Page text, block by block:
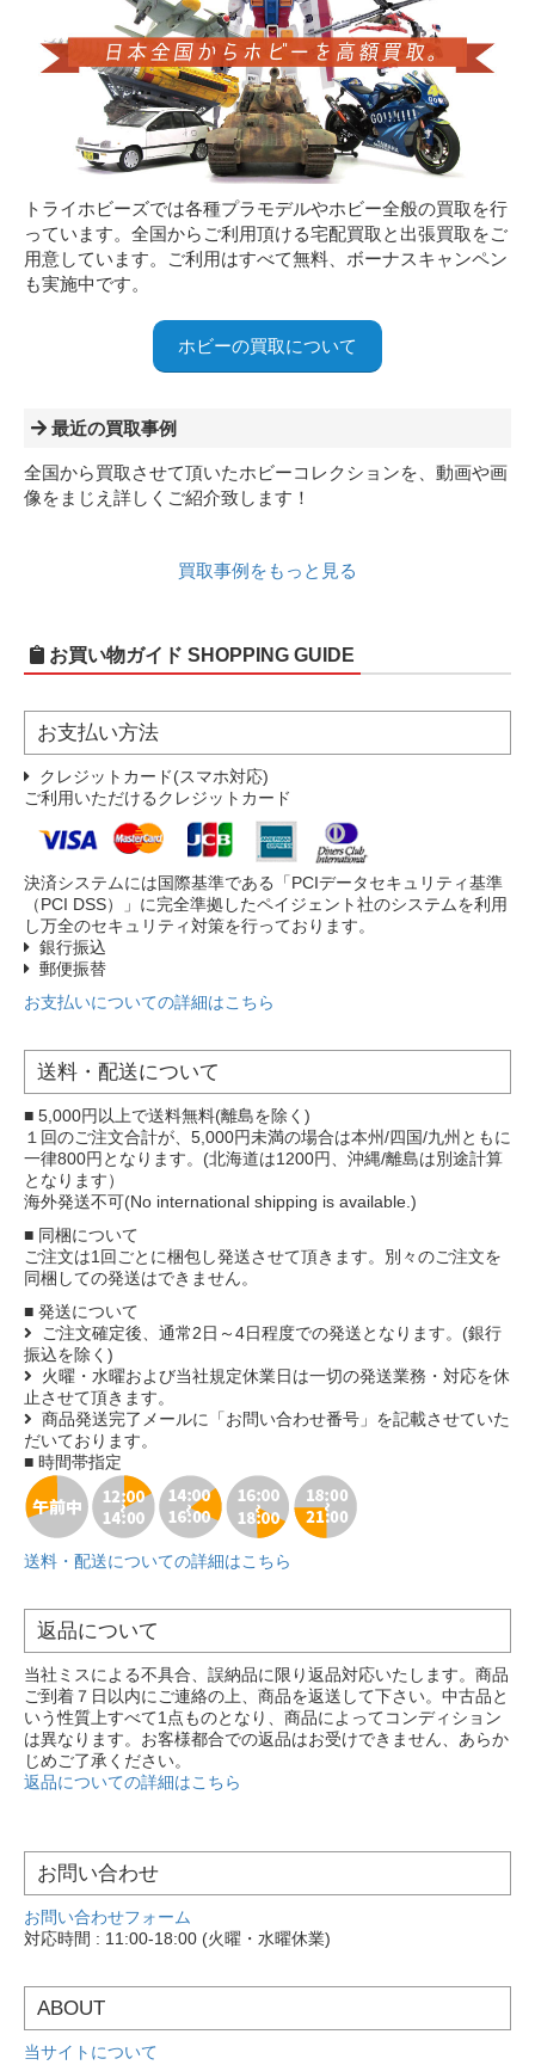
トライホビーズでは各種プラモデルやホビー全般の買取を行
っています。全国からご利用頂ける宅配買取と出張買取をご
用意しています。ご利用はすべて無料、ボーナスキャンペン
も実施中です。
ホビーの買取について
最近の買取事例
全国から買取させて頂いたホビーコレクションを、動画や画
像をまじえ詳しくご紹介致します！
買取事例をもっと見る
お買い物ガイド SHOPPING GUIDE
お支払い方法
クレジットカード(スマホ対応)
ご利用いただけるクレジットカード
決済システムには国際基準である「PCIデータセキュリティ基準
（PCI DSS）」に完全準拠したペイジェント社のシステムを利用
し万全のセキュリティ対策を行っております。
銀行振込
郵便振替
お支払いについての詳細はこちら
送料・配送について
■ 5,000円以上で送料無料(離島を除く)
１回のご注文合計が、5,000円未満の場合は本州/四国/九州ともに
一律800円となります。(北海道は1200円、沖縄/離島は別途計算
となります）
海外発送不可(No international shipping is available.)
■ 同梱について
ご注文は1回ごとに梱包し発送させて頂きます。別々のご注文を
同梱しての発送はできません。
■ 発送について
ご注文確定後、通常2日～4日程度での発送となります。(銀行
振込を除く)
火曜・水曜および当社規定休業日は一切の発送業務・対応を休
止させて頂きます。
商品発送完了メールに「お問い合わせ番号」を記載させていた
だいております。
■ 時間帯指定
送料・配送についての詳細はこちら
返品について
当社ミスによる不具合、誤納品に限り返品対応いたします。商品
ご到着７日以内にご連絡の上、商品を返送して下さい。中古品と
いう性質上すべて1点ものとなり、商品によってコンディション
は異なります。お客様都合での返品はお受けできません、あらか
じめご了承ください。
返品についての詳細はこちら
お問い合わせ
お問い合わせフォーム
対応時間 : 11:00-18:00 (火曜・水曜休業)
ABOUT
当サイトについて